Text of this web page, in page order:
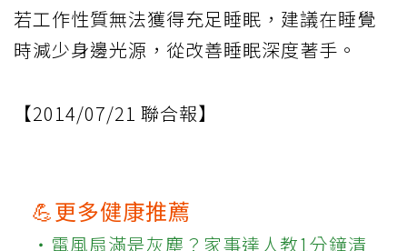
若工作性質無法獲得充足睡眠，建議在睡覺
時減少身邊光源，從改善睡眠深度著手。
【2014/07/21 聯合報】
💪更多健康推薦
‧電風扇滿是灰塵？家事達人教1分鐘清